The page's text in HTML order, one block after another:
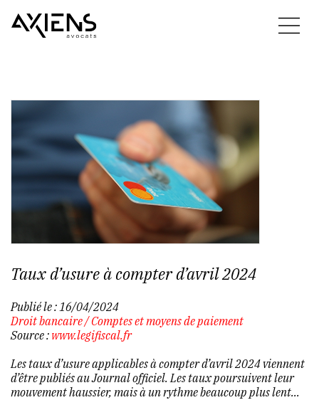
Taux d’usure à compter d’avril 2024
Publié le : 16/04/2024
Droit bancaire/Comptes et moyens de paiement
Source : www.legifiscal.fr
Les taux d’usure applicables à compter d’avril 2024 viennent
d’être publiés au Journal officiel. Les taux poursuivent leur
mouvement haussier, mais à un rythme beaucoup plus lent...